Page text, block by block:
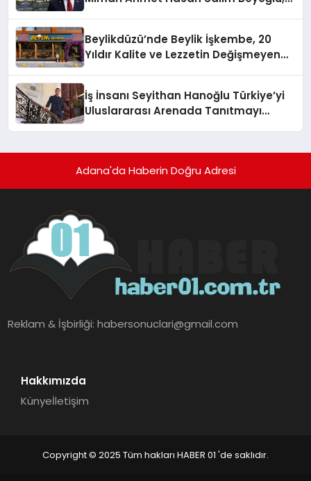
Hayata Geçirecek
Beylikdüzü’nde Beylik İşkembe, 20
Yıldır Kalite ve Lezzetin Değişmeyen
İş İnsanı Seyithan Hanoğlu Türkiye’yi
Uluslararası Arenada Tanıtmayı
Adana'da Haberin Doğru Adresi
Reklam & İşbirliği:habersonuclari@gmail.com
Hakkımızda
Künyeİletişim
Copyright © 2025 Tüm hakları HABER 01 'de saklıdır.